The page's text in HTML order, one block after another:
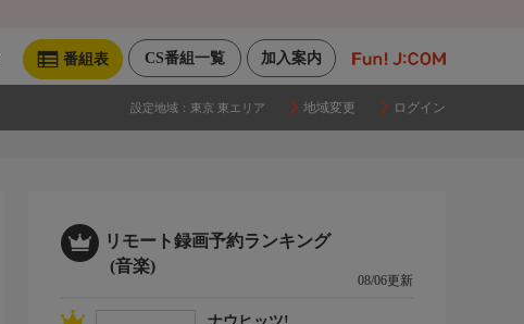
加入案内
CS番組一覧
番組表
設定地域： 東京 東エリア 地域変更 ログイン
リモート録画予約ランキング
(音楽)
08/06更新